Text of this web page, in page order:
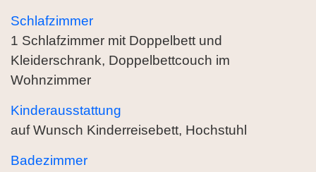
Schlafzimmer
1 Schlafzimmer mit Doppelbett und
Kleiderschrank, Doppelbettcouch im
Wohnzimmer
Kinderausstattung
auf Wunsch Kinderreisebett, Hochstuhl
Badezimmer